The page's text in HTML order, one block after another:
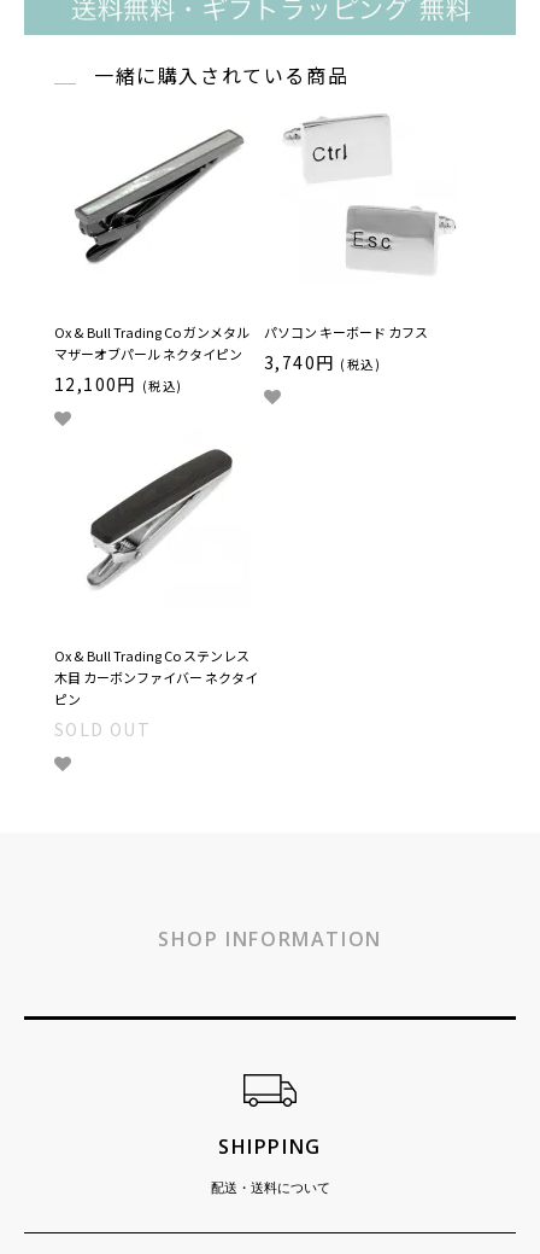
一緒に購入されている商品
Ox & Bull Trading Co ガンメタル
マザーオブパール ネクタイピン
12,100円 (税込)
パソコン キーボード カフス
3,740円 (税込)
Ox & Bull Trading Co ステンレス
木目 カーボンファイバー ネクタイ
ピン
SOLD OUT
SHOP INFORMATION
SHIPPING
配送・送料について